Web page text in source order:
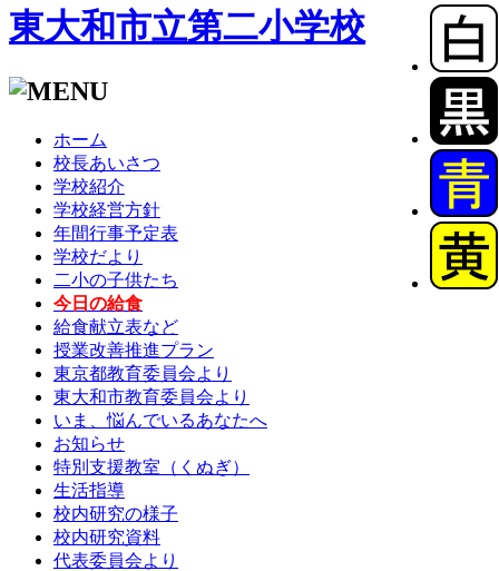
東大和市立第二小学校
ホーム
校長あいさつ
学校紹介
学校経営方針
年間行事予定表
学校だより
二小の子供たち
今日の給食
給食献立表など
授業改善推進プラン
東京都教育委員会より
東大和市教育委員会より
いま、悩んでいるあなたへ
お知らせ
特別支援教室（くぬぎ）
生活指導
校内研究の様子
校内研究資料
代表委員会より